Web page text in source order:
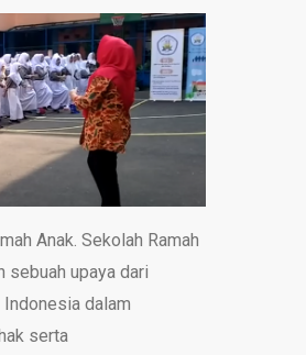
Anak. Sekolah Ramah
sebuah upaya dari
dalam
serta